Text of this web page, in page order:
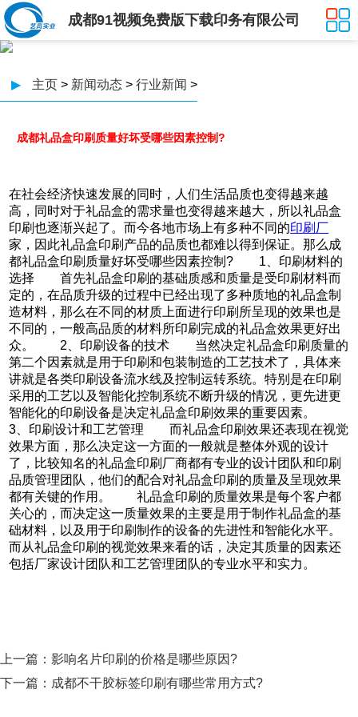
成都91视频免费版下载印务有限公司
▶ 主页 > 新闻动态 > 行业新闻 >
成都礼品盒印刷质量好坏受哪些因素控制?
在社会经济快速发展的同时，人们生活品质也变得越来越
高，同时对于礼品盒的需求量也变得越来越大，所以礼品盒
印刷也逐渐兴起了。而今各地市场上有多种不同的印刷厂
家，因此礼品盒印刷产品的品质也都难以得到保证。那么成
都礼品盒印刷质量好坏受哪些因素控制? 1、印刷材料的
选择 首先礼品盒印刷的基础质感和质量是受印刷材料而
定的，在品质升级的过程中已经出现了多种质地的礼品盒制
造材料，那么在不同的材质上面进行印刷所呈现的效果也是
不同的，一般高品质的材料所印刷完成的礼品盒效果更好出
众。 2、印刷设备的技术 当然决定礼品盒印刷质量的
第二个因素就是用于印刷和包装制造的工艺技术了，具体来
讲就是各类印刷设备流水线及控制运转系统。特别是在印刷
采用的工艺以及智能化控制系统不断升级的情况，更先进更
智能化的印刷设备是决定礼品盒印刷效果的重要因素。
3、印刷设计和工艺管理 而礼品盒印刷效果还表现在视觉
效果方面，那么决定这一方面的一般就是整体外观的设计
了，比较知名的礼品盒印刷厂商都有专业的设计团队和印刷
品质管理团队，他们的配合对礼品盒印刷的质量及呈现效果
都有关键的作用。 礼品盒印刷的质量效果是每个客户都
关心的，而决定这一质量效果的主要是用于制作礼品盒的基
础材料，以及用于印刷制作的设备的先进性和智能化水平。
而从礼品盒印刷的视觉效果来看的话，决定其质量的因素还
包括厂家设计团队和工艺管理团队的专业水平和实力。
上一篇： 影响名片印刷的价格是哪些原因?
下一篇： 成都不干胶标签印刷有哪些常用方式?